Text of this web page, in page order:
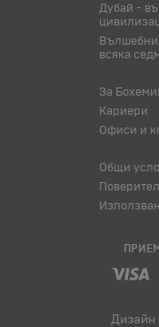
Дубай -
всяка
За
Кариери
Офиси и
Общи
Дизайн